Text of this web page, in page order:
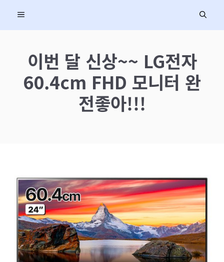
MENU
이번 달 신상~~ LG전자
60.4cm FHD 모니터 완
전좋아!!!